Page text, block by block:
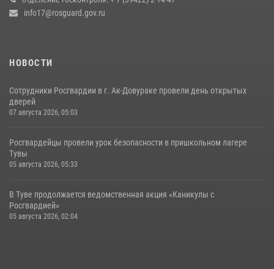
info17@rosguard.gov.ru
НОВОСТИ
Сотрудники Росгвардии в г. Ак-Довураке провели день открытых
дверей
07 августа 2026, 05:03
Росгвардейцы провели урок безопасности в пришкольном лагере
Тувы
05 августа 2026, 05:33
В Туве продолжается ведомственная акция «Каникулы с
Росгвардией»
05 августа 2026, 02:04